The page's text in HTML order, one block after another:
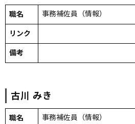
職名 事務補佐員（情報）
リンク
備考
古川 みき
職名 事務補佐員（情報）